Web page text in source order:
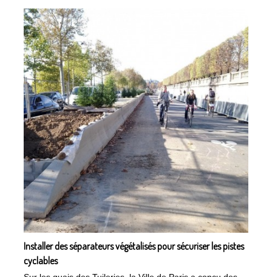
Installer des séparateurs végétalisés pour sécuriser les pistes
cyclables